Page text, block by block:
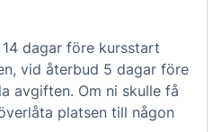
dagar före kursstart
vid återbud 5 dagar före
avgiften. Om ni skulle få
platsen till någon